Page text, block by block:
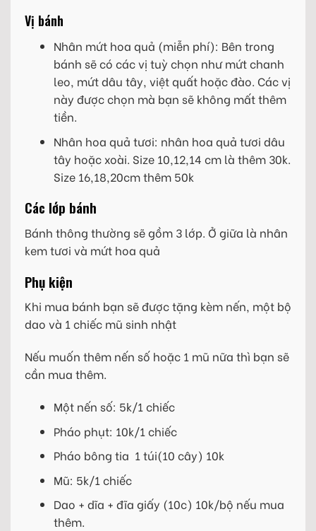
Vị bánh
Nhân mứt hoa quả (miễn phí): Bên trong
bánh sẽ có các vị tuỳ chọn như mứt chanh
leo, mứt dâu tây, việt quất hoặc đào. Các vị
này được chọn mà bạn sẽ không mất thêm
tiền.
Nhân hoa quả tươi: nhân hoa quả tươi dâu
tây hoặc xoài. Size 10,12,14 cm là thêm 30k.
Size 16,18,20cm thêm 50k
Các lớp bánh
Bánh thông thường sẽ gồm 3 lớp. Ở giữa là nhân
kem tươi và mứt hoa quả
Phụ kiện
Khi mua bánh bạn sẽ được tặng kèm nến, một bộ
dao và 1 chiếc mũ sinh nhật
Nếu muốn thêm nến số hoặc 1 mũ nữa thì bạn sẽ
cần mua thêm.
Một nến số: 5k/1 chiếc
Pháo phụt: 10k/1 chiếc
Pháo bông tia 1 túi(10 cây) 10k
Mũ: 5k/1 chiếc
Dao + dĩa + đĩa giấy (10c) 10k/bộ nếu mua
thêm.